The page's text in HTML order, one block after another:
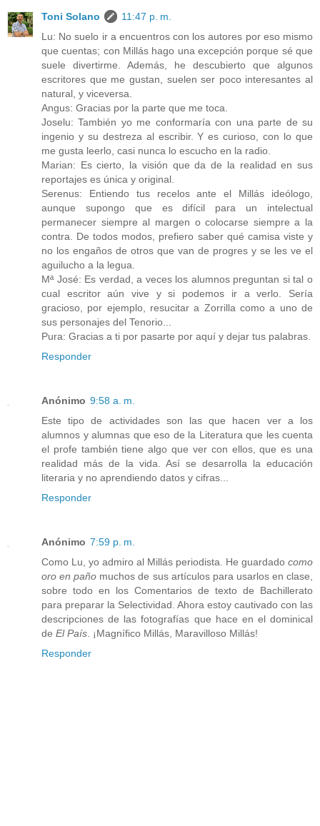
Toni Solano
11:47 p. m.
Lu: No suelo ir a encuentros con los autores por eso mismo
que cuentas; con Millás hago una excepción porque sé que
suele divertirme. Además, he descubierto que algunos
escritores que me gustan, suelen ser poco interesantes al
natural, y viceversa.
Angus: Gracias por la parte que me toca.
Joselu: También yo me conformaría con una parte de su
ingenio y su destreza al escribir. Y es curioso, con lo que
me gusta leerlo, casi nunca lo escucho en la radio.
Marian: Es cierto, la visión que da de la realidad en sus
reportajes es única y original.
Serenus: Entiendo tus recelos ante el Millás ideólogo,
aunque supongo que es difícil para un intelectual
permanecer siempre al margen o colocarse siempre a la
contra. De todos modos, prefiero saber qué camisa viste y
no los engaños de otros que van de progres y se les ve el
aguilucho a la legua.
Mª José: Es verdad, a veces los alumnos preguntan si tal o
cual escritor aún vive y si podemos ir a verlo. Sería
gracioso, por ejemplo, resucitar a Zorrilla como a uno de
sus personajes del Tenorio...
Pura: Gracias a ti por pasarte por aquí y dejar tus palabras.
Responder
Anónimo 9:58 a. m.
Este tipo de actividades son las que hacen ver a los
alumnos y alumnas que eso de la Literatura que les cuenta
el profe también tiene algo que ver con ellos, que es una
realidad más de la vida. Así se desarrolla la educación
literaria y no aprendiendo datos y cifras...
Responder
Anónimo 7:59 p. m.
Como Lu, yo admiro al Millás periodista. He guardado como
oro en paño muchos de sus artículos para usarlos en clase,
sobre todo en los Comentarios de texto de Bachillerato
para preparar la Selectividad. Ahora estoy cautivado con las
descripciones de las fotografías que hace en el dominical
de El País . ¡Magnífico Millás, Maravilloso Millás!
Responder